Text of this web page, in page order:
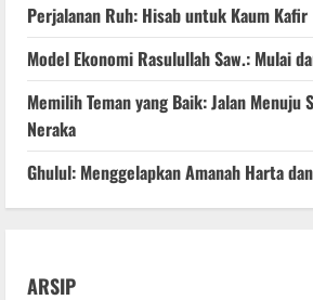
Perjalanan Ruh: Hisab untuk Kaum Kafir
Model Ekonomi Rasulullah Saw.: Mulai
Memilih Teman yang Baik: Jalan Menuju
Neraka
Ghulul: Menggelapkan Amanah Harta
ARSIP